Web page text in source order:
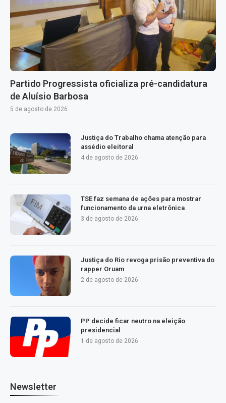
Partido Progressista oficializa pré-candidatura
de Aluísio Barbosa
5 de agosto de 2026
Justiça do Trabalho chama atenção para
assédio eleitoral
4 de agosto de 2026
TSE faz semana de ações para mostrar
funcionamento da urna eletrônica
3 de agosto de 2026
Justiça do Rio revoga prisão preventiva do
rapper Oruam
2 de agosto de 2026
PP decide ficar neutro na eleição
presidencial
1 de agosto de 2026
Newsletter